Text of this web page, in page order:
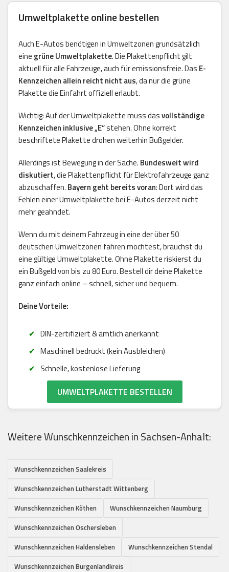
Umweltplakette online bestellen
Auch E-Autos benötigen in Umweltzonen grundsätzlich
eine grüne Umweltplakette. Die Plakettenpflicht gilt
aktuell für alle Fahrzeuge, auch für emissionsfreie. Das E-
Kennzeichen allein reicht nicht aus, da nur die grüne
Plakette die Einfahrt offiziell erlaubt.
Wichtig: Auf der Umweltplakette muss dasvollständige
Kennzeichen inklusive „E“stehen. Ohne korrekt
beschriftete Plakette drohen weiterhin Bußgelder.
Allerdings ist Bewegung in der Sache. Bundesweit wird
diskutiert, die Plakettenpflicht für Elektrofahrzeuge ganz
abzuschaffen. Bayern geht bereits voran: Dort wird das
Fehlen einer Umweltplakette bei E-Autos derzeit nicht
mehr geahndet.
Wenn du mit deinem Fahrzeug in eine der über 50
deutschen Umweltzonen fahren möchtest, brauchst du
eine gültige Umweltplakette. Ohne Plakette riskierst du
ein Bußgeld von bis zu 80 Euro. Bestell dir deine Plakette
ganz einfach online – schnell, sicher und bequem.
Deine Vorteile:
DIN-zertifiziert & amtlich anerkannt
Maschinell bedruckt (kein Ausbleichen)
Schnelle, kostenlose Lieferung
UMWELTPLAKETTE BESTELLEN
Weitere Wunschkennzeichen in Sachsen-Anhalt:
Wunschkennzeichen Saalekreis
Wunschkennzeichen Lutherstadt Wittenberg
Wunschkennzeichen Köthen
Wunschkennzeichen Naumburg
Wunschkennzeichen Oschersleben
Wunschkennzeichen Haldensleben
Wunschkennzeichen Stendal
Wunschkennzeichen Burgenlandkreis